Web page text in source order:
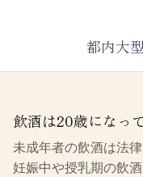
都内大
飲酒は20歳になっ
未成年者の飲酒は法
妊娠中や授乳期の飲酒